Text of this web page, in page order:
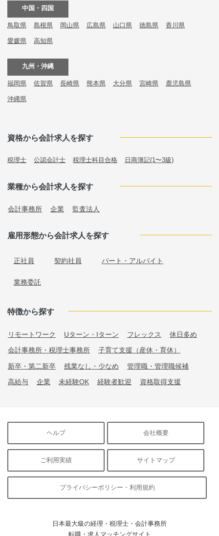
中国・四国
鳥取県 島根県 岡山県 広島県 山口県 徳島県 香川県
愛媛県 高知県
九州・沖縄
福岡県 佐賀県 長崎県 熊本県 大分県 宮崎県 鹿児島県
沖縄県
資格から会計求人を探す
税理士 公認会計士 税理士科目合格 日商簿記(1〜3級)
業種から会計求人を探す
会計事務所 企業 監査法人
雇用形態から会計求人を探す
正社員 契約社員 パート・アルバイト
業務委託
特徴から探す
リモートワーク Uターン・Iターン フレックス 休日多め
会計事務所・税理士事務所 子育て支援（産休・育休）
新卒・第二新卒 残業なし・少なめ 管理職・管理職候補
高給与 企業 未経験OK 経験者歓迎 資格取得支援
ヘルプ 会社概要
ご利用実績 サイトマップ
プライバシーポリシー・利用規約
日本最大級の経理・税理士・会計事務所
転職・求人マッチングサイト